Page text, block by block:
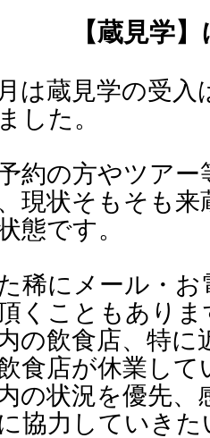
【蔵見学
は蔵見学の受
した。
約の方やツア
現状そもそも
態です。
稀にメール・
くこともありま
の飲食店、特に
食店が休業し
の状況を優先、
協力していき